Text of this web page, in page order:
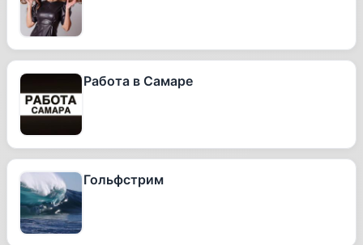
Работа в Самаре
Гольфстрим